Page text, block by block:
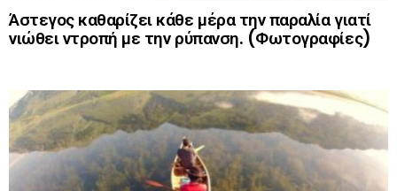
Άστεγος καθαρίζει κάθε μέρα την παραλία γιατί
νιώθει ντροπή με την ρύπανση. (Φωτογραφίες)